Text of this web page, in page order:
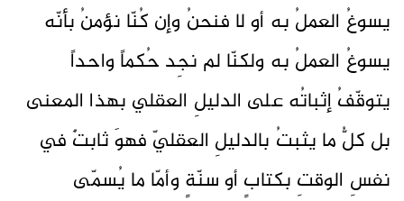
يسوغُ العملُ به أو لا فنحنُ وإن كُنّا نؤمنُ بأنّه
يسوغُ العملُ به ولكنّا لم نجِد حُكماً واحداً
يتوقّفُ إثباتُه على الدليلِ العقلي بهذا المعنى
بل كلُّ ما يثبتُ بالدليلِ العقليّ فهوَ ثابتٌ في
نفسِ الوقتِ بكتابٍ أو سنّةٍ وأمّا ما يُسمّى